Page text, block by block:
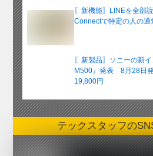
〖新機能〗LINEを全部
Connectで特定の人の
〖新製品〗ソニーの新
M500』発表 8月28日
19,800円
テックスタッフの